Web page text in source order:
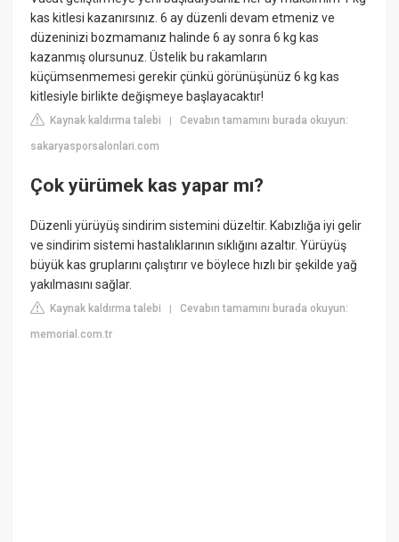
kas kitlesi kazanırsınız. 6 ay düzenli devam etmeniz ve
düzeninizi bozmamanız halinde 6 ay sonra 6 kg kas
kazanmış olursunuz. Üstelik bu rakamların
küçümsenmemesi gerekir çünkü görünüşünüz 6 kg kas
kitlesiyle birlikte değişmeye başlayacaktır!
Kaynak kaldırma talebi |Cevabın tamamını burada okuyun:
sakaryasporsalonlari.com
Çok yürümek kas yapar mı?
Düzenli yürüyüş sindirim sistemini düzeltir. Kabızlığa iyi gelir
ve sindirim sistemi hastalıklarının sıklığını azaltır. Yürüyüş
büyük kas gruplarını çalıştırır ve böylece hızlı bir şekilde yağ
yakılmasını sağlar.
Kaynak kaldırma talebi |Cevabın tamamını burada okuyun:
memorial.com.tr